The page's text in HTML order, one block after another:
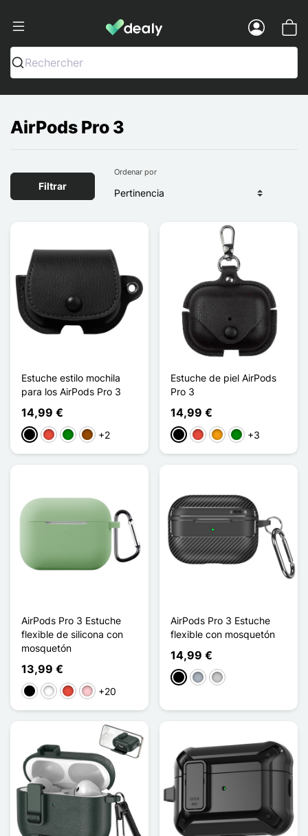
Dealy - Fundas y accesorios para
Rechercher
AirPods Pro 3
Filtrar
Ordenar por
Estuche estilo mochila
para los AirPods Pro 3
14,99 €
NegroRojoVerdeMarrón
+2
Estuche de piel AirPods
Pro 3
14,99 €
NegroRojoNaranjaVerde
+3
AirPods Pro 3 Estuche
flexible de silicona con
mosquetón
13,99 €
NegroBlancoRojoRosa+20
AirPods Pro 3 Estuche
flexible con mosquetón
14,99 €
NegroGris Transparente